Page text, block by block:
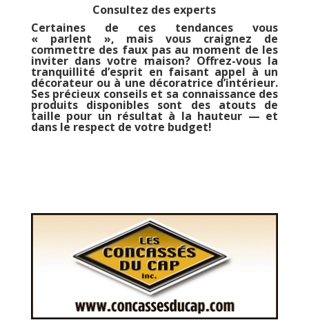
Consultez des experts
Certaines de ces tendances vous
« parlent », mais vous craignez de
commettre des faux pas au moment de les
inviter dans votre maison? Offrez-vous la
tranquillité d’esprit en faisant appel à un
décorateur ou à une décoratrice d’intérieur.
Ses précieux conseils et sa connaissance des
produits disponibles sont des atouts de
taille pour un résultat à la hauteur — et
dans le respect de votre budget!